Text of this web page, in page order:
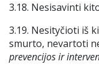
3.18. Nesisavinti
3.19. Nesityčioti iš
smurto, nevartoti
prevencijos ir